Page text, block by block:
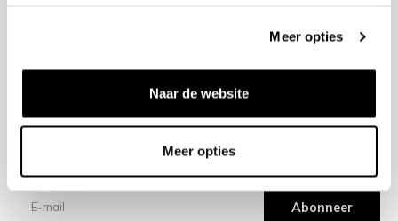
Meer opties
Naar de website
Meer opties
Verzending
Abonneer